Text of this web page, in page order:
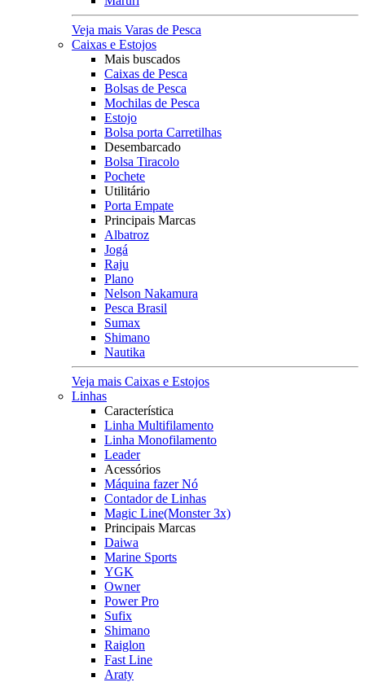
Veja mais Varas de Pesca
Caixas e Estojos
Mais buscados
Caixas de Pesca
Bolsas de Pesca
Mochilas de Pesca
Estojo
Bolsa porta Carretilhas
Desembarcado
Bolsa Tiracolo
Pochete
Utilitário
Porta Empate
Principais Marcas
Albatroz
Jogá
Raju
Plano
Nelson Nakamura
Pesca Brasil
Sumax
Shimano
Nautika
Veja mais Caixas e Estojos
Linhas
Característica
Linha Multifilamento
Linha Monofilamento
Leader
Acessórios
Máquina fazer Nó
Contador de Linhas
Magic Line(Monster 3x)
Principais Marcas
Daiwa
Marine Sports
YGK
Owner
Power Pro
Sufix
Shimano
Raiglon
Fast Line
Araty